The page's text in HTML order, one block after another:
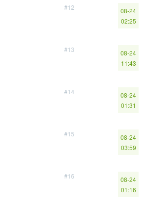
#12
08-24
02:25
#13
08-24
11:43
#14
08-24
01:31
#15
08-24
03:59
#16
08-24
01:16